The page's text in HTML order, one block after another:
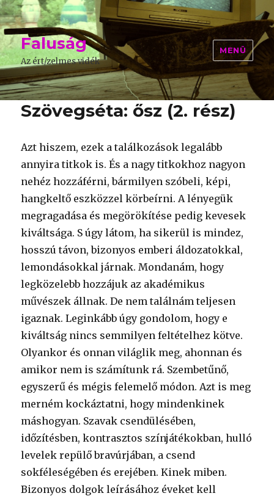
Faluság
Az ért/zelmes vidék
MENÜ
Szövegséta: ősz (2. rész)
Azt hiszem, ezek a találkozások legalább
annyira titkok is. És a nagy titkokhoz nagyon
nehéz hozzáférni, bármilyen szóbeli, képi,
hangkeltő eszközzel körbeírni. A lényegük
megragadása és megörökítése pedig kevesek
kiváltsága. S úgy látom, ha sikerül is mindez,
hosszú távon, bizonyos emberi áldozatokkal,
lemondásokkal járnak. Mondanám, hogy
legközelebb hozzájuk az akadémikus
művészek állnak. De nem találnám teljesen
igaznak. Leginkább úgy gondolom, hogy e
kiváltság nincs semmilyen feltételhez kötve.
Olyankor és onnan világlik meg, ahonnan és
amikor nem is számítunk rá. Szembetűnő,
egyszerű és mégis felemelő módon. Azt is meg
merném kockáztatni, hogy mindenkinek
máshogyan. Szavak csendülésében,
időzítésben, kontrasztos színjátékokban, hulló
levelek repülő bravúrjában, a csend
sokféleségében és erejében. Kinek miben.
Bizonyos dolgok leírásához éveket kell